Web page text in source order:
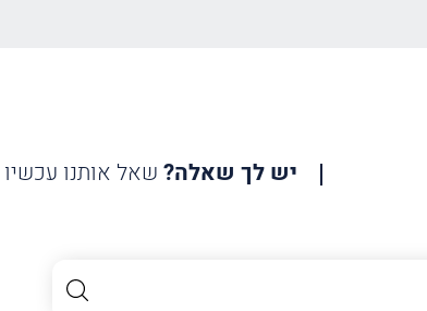
יש לך שאלה? שאל אותנו עכשיו